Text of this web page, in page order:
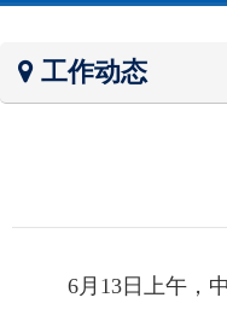
工作动态
6月13日上午，